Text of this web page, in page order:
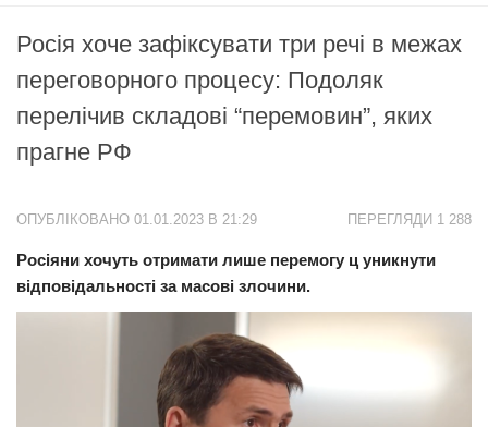
Дніпро
Львів
Івано-Франківськ
Харків
Одеса
Схід
Прикарпаття
Росія хоче зафіксувати три речі в межах
переговорного процесу: Подоляк
перелічив складові “перемовин”, яких
прагне РФ
ПЕРЕГЛЯДИ 1 288
ОПУБЛІКОВАНО 01.01.2023 В 21:29
Росіяни хочуть отримати лише перемогу ц уникнути
відповідальності за масові злочини.